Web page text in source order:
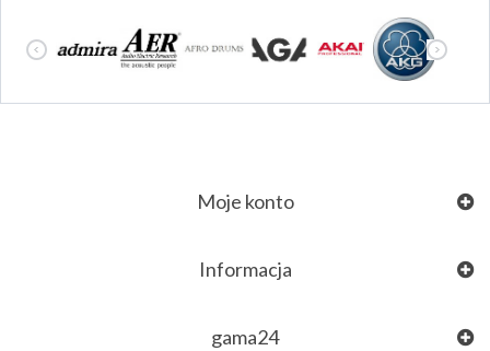
Moje konto
Informacja
gama24